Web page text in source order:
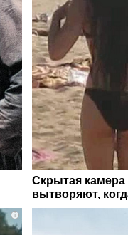
Скрытая
вытворяют,
i